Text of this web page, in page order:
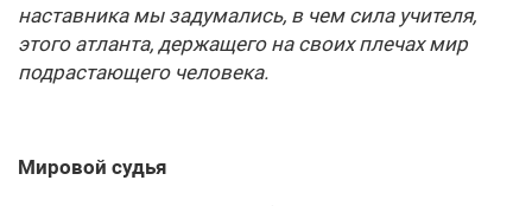
наставника мы задумались, в чем сила учителя,
этого атланта, держащего на своих плечах мир
подрастающего человека.
Мировой судья